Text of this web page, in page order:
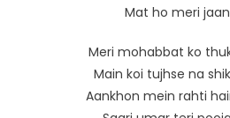
Mat ho meri
Meri mohabbat ko
Main koi tujhse na
Aankhon mein rahti